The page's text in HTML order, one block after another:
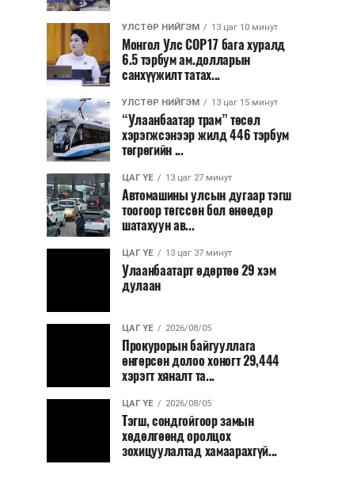
УЛСТӨР НИЙГЭМ 13 цаг 10 минут
Монгол Улс COP17 бага хуралд
6.5 тэрбум ам.долларын
санхүүжилт татах...
УЛСТӨР НИЙГЭМ 13 цаг 15 минут
“Улаанбаатар трам” төсөл
хэрэгжсэнээр жилд 446 тэрбум
төгрөгийн ...
ЦАГ ҮЕ 13 цаг 27 минут
Автомашины улсын дугаар тэгш
тоогоор төгссөн бол өнөөдөр
шатахуун ав...
ЦАГ ҮЕ 13 цаг 37 минут
Улаанбаатарт өдөртөө 29 хэм
дулаан
ЦАГ ҮЕ 2026/08/05
Прокурорын байгууллага
өнгөрсөн долоо хоногт 29,444
хэрэгт хяналт та...
ЦАГ ҮЕ 2026/08/05
Тэгш, сондгойгоор замын
хөдөлгөөнд оролцох
зохицуулалтад хамаарахгүй...